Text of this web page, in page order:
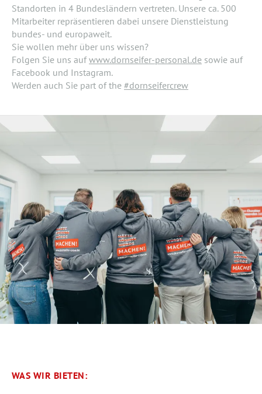
Standorten in 4 Bundesländern vertreten. Unsere ca. 500
Mitarbeiter repräsentieren dabei unsere Dienstleistung
bundes- und europaweit.
Sie wollen mehr über uns wissen?
Folgen Sie uns aufwww.dornseifer-personal.de sowie auf
Facebook und Instagram.
Werden auch Sie part of the #dornseifercrew
WAS WIR BIETEN: